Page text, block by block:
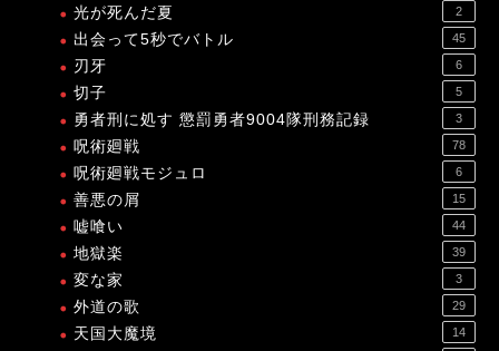
光が死んだ夏 2
出会って5秒でバトル 45
刃牙 6
切子 5
勇者刑に処す 懲罰勇者9004隊刑務記録 3
呪術廻戦 78
呪術廻戦モジュロ 6
善悪の屑 15
嘘喰い 44
地獄楽 39
変な家 3
外道の歌 29
天国大魔境 14